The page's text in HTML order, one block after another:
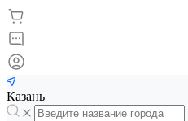
Казань